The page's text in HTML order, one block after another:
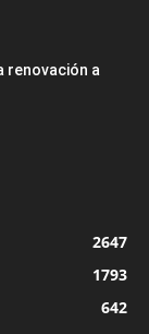
renovación a
2647
1793
642